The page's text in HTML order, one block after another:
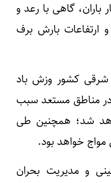
باران، گاهی با رعد و
ارتفاعات بارش برف
شرقی کشور وزش باد
مناطق مستعد سبب
شد؛ همچنین طی
خواهد بود.
و مدیریت بحران